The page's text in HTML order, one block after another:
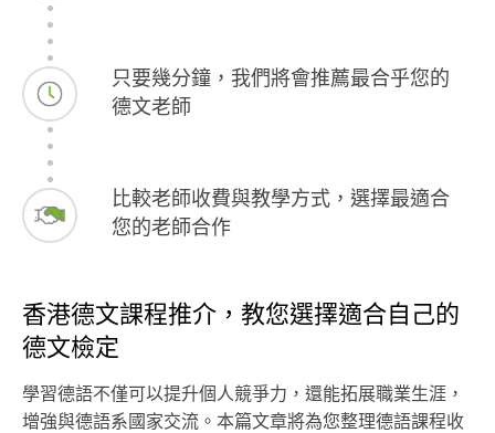
只要幾分鐘，我們將會推薦最合乎您的
德文老師
比較老師收費與教學方式，選擇最適合
您的老師合作
香港德文課程推介，教您選擇適合自己的
德文檢定
學習德語不僅可以提升個人競爭力，還能拓展職業生涯，
增強與德語系國家交流。本篇文章將為您整理德語課程收